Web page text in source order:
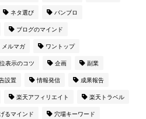
ネタ選び バンブロ
ブログのマインド
メルマガ ワントップ
表示のコツ 企画 副業
設置 情報発信 成果報告
楽天アフィリエイト 楽天トラベル
るマインド 穴場キーワード